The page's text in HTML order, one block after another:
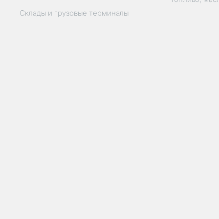
Склады и грузовые терминалы